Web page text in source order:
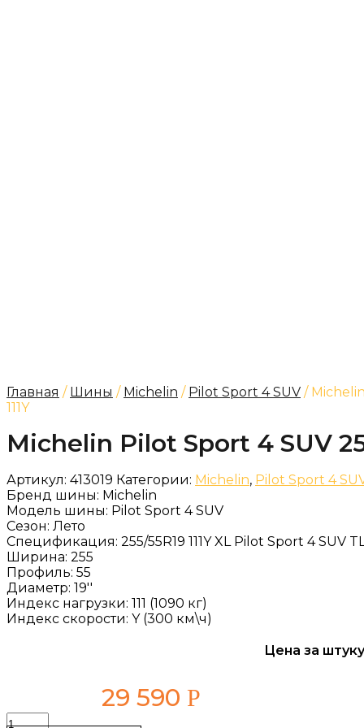
Главная / Шины / Michelin / Pilot Sport 4 SUV /
111Y
Michelin Pilot Sport 4 SUV
Артикул: 413019 Категории: Michelin, Pilot Sport 4
Бренд шины: Michelin
Модель шины: Pilot Sport 4 SUV
Сезон: Лето
Спецификация: 255/55R19 111Y XL Pilot Sport 4 SUV
Ширина: 255
Профиль: 55
Диаметр: 19''
Индекс нагрузки: 111 (1090 кг)
Индекс скорости: Y (300 км\ч)
Цена за
29 590 Р
Количество